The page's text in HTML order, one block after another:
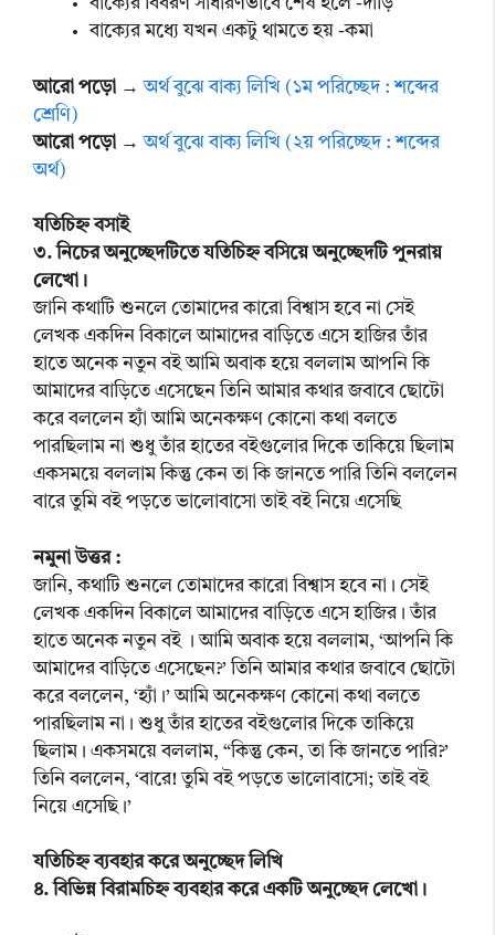
বাক্যের বিবরণ সাধারণভাবে শেষ হলে -দাঁড়ি
বাক্যের মধ্যে যখন একটু থামতে হয় -কমা
আরো পড়ো → অর্থ বুঝে বাক্য লিখি (১ম পরিচ্ছেদ : শব্দের
শ্রেণি)
আরো পড়ো → অর্থ বুঝে বাক্য লিখি (২য় পরিচ্ছেদ : শব্দের
অর্থ)
যতিচিহ্ন বসাই
৩. নিচের অনুচ্ছেদটিতে যতিচিহ্ন বসিয়ে অনুচ্ছেদটি পুনরায়
লেখো।
জানি কথাটি শুনলে তোমাদের কারো বিশ্বাস হবে না সেই
লেখক একদিন বিকালে আমাদের বাড়িতে এসে হাজির তাঁর
হাতে অনেক নতুন বই আমি অবাক হয়ে বললাম আপনি কি
আমাদের বাড়িতে এসেছেন তিনি আমার কথার জবাবে ছোটো
করে বললেন হ্যাঁ আমি অনেকক্ষণ কোনো কথা বলতে
পারছিলাম না শুধু তাঁর হাতের বইগুলোর দিকে তাকিয়ে ছিলাম
একসময়ে বললাম কিন্তু কেন তা কি জানতে পারি তিনি বললেন
বারে তুমি বই পড়তে ভালোবাসো তাই বই নিয়ে এসেছি
নমুনা উত্তর :
জানি, কথাটি শুনলে তোমাদের কারো বিশ্বাস হবে না। সেই
লেখক একদিন বিকালে আমাদের বাড়িতে এসে হাজির। তাঁর
হাতে অনেক নতুন বই । আমি অবাক হয়ে বললাম, ‘আপনি কি
আমাদের বাড়িতে এসেছেন?’ তিনি আমার কথার জবাবে ছোটো
করে বললেন, ‘হ্যাঁ।’ আমি অনেকক্ষণ কোনো কথা বলতে
পারছিলাম না। শুধু তাঁর হাতের বইগুলোর দিকে তাকিয়ে
ছিলাম। একসময়ে বললাম, “কিন্তু কেন, তা কি জানতে পারি?’
তিনি বললেন, ‘বারে! তুমি বই পড়তে ভালোবাসো; তাই বই
নিয়ে এসেছি।’
যতিচিহ্ন ব্যবহার করে অনুচ্ছেদ লিখি
৪. বিভিন্ন বিরামচিহ্ন ব্যবহার করে একটি অনুচ্ছেদ লেখো।